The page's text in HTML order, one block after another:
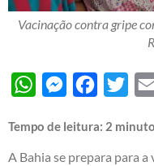
Vacinação contra gripe
WhatsAppMessengerFacebook
Tempo de leitura: 2
A Bahia se prepara para a